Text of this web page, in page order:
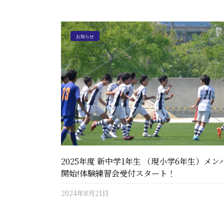
お知らせ
2025年度 新中学1年生 （現小学6年生）メン
開始!体験練習会受付スタート！
2024年8月21日